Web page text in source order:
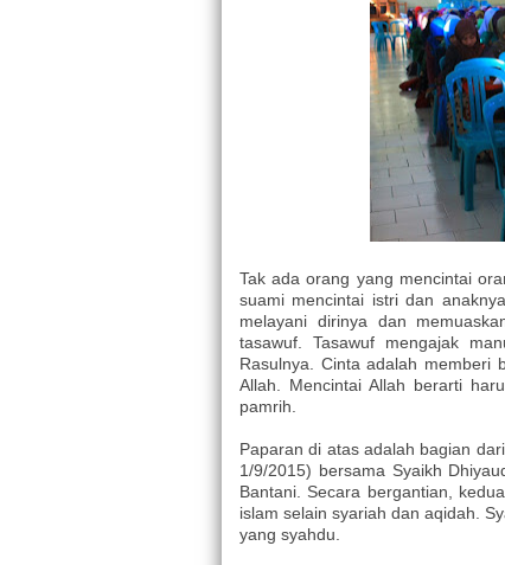
Tak ada orang yang mencintai
suami mencintai istri dan
melayani dirinya dan
tasawuf. Tasawuf mengajak
Rasulnya. Cinta adalah memberi
Allah. Mencintai Allah berarti
pamrih.
Paparan di atas adalah bagian
1/9/2015) bersama Syaikh
Bantani. Secara bergantian,
islam selain syariah dan aqidah.
yang syahdu.